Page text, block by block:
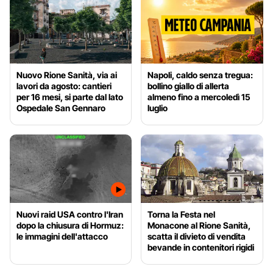
Nuovo Rione Sanità, via ai
lavori da agosto: cantieri
per 16 mesi, si parte dal lato
Ospedale San Gennaro
Napoli, caldo senza tregua:
bollino giallo di allerta
almeno fino a mercoledì 15
luglio
Nuovi raid USA contro l'Iran
dopo la chiusura di Hormuz:
le immagini dell'attacco
Torna la Festa nel
Monacone al Rione Sanità,
scatta il divieto di vendita
bevande in contenitori rigidi